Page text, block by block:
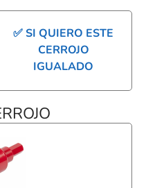
✅ SI QUIERO ESTE
CERROJO
IGUALADO